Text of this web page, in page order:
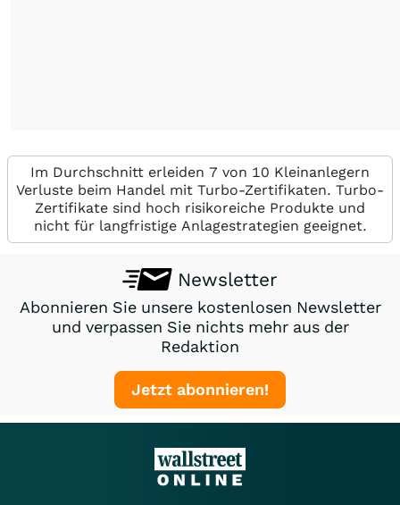
Im Durchschnitt erleiden 7 von 10 Kleinanlegern
Verluste beim Handel mit Turbo-Zertifikaten. Turbo-
Zertifikate sind hoch risikoreiche Produkte und
nicht für langfristige Anlagestrategien geeignet.
Newsletter
Abonnieren Sie unsere kostenlosen Newsletter
und verpassen Sie nichts mehr aus der
Redaktion
Jetzt abonnieren!